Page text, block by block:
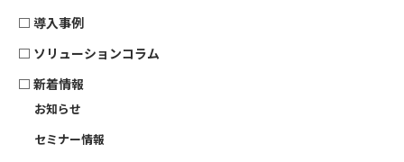
□ 導入事例
□ ソリューションコラム
□ 新着情報
お知らせ
セミナー情報